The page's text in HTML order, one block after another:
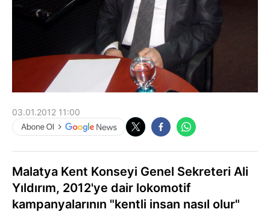
03.01.2012 11:00
Malatya Kent Konseyi Genel Sekreteri Ali
Yıldırım, 2012'ye dair lokomotif
kampanyalarının "kentli insan nasıl olur"